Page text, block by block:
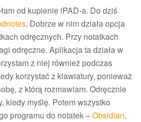
od kupienie iPAD-a. Do dziś
. Dobrze w nim działa opcja
odręcznych. Przy notatkach
odręczne. Aplikacja ta działa w
z niej również podczas
korzystać z klawiatury, ponieważ
z którą rozmawiam. Odręcznie
kiedy myślę. Potem wszystko
programu do notatek –Obsidian.